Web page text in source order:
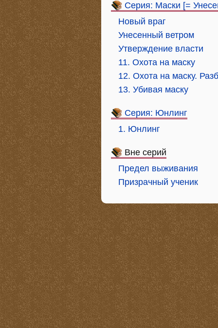
Серия: Маски [=
Новый враг
Унесенный ветром
Утверждение власти
11. Охота на маску
12. Охота на маску.
13. Убивая маску
Серия: Юнлинг
1. Юнлинг
Вне серий
Предел выживания
Призрачный ученик